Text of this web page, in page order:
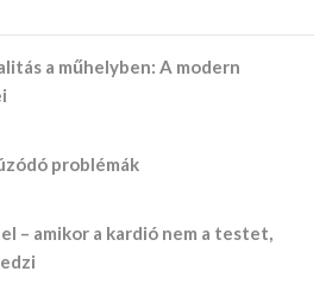
a műhelyben: A modern
problémák
– amikor a kardió nem a testet,